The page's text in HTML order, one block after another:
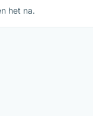
het na.